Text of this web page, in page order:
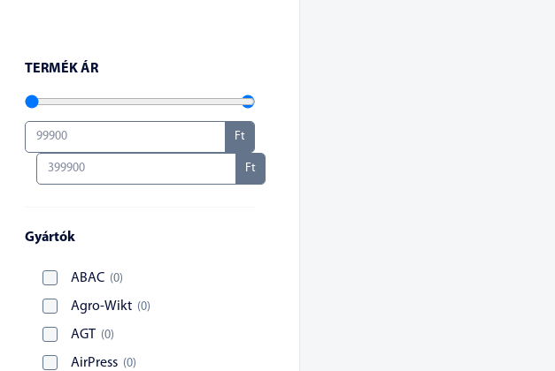
TERMÉK ÁR
Ft
Ft
Gyártók
ABAC (0)
Agro-Wikt (0)
AGT (0)
AirPress (0)